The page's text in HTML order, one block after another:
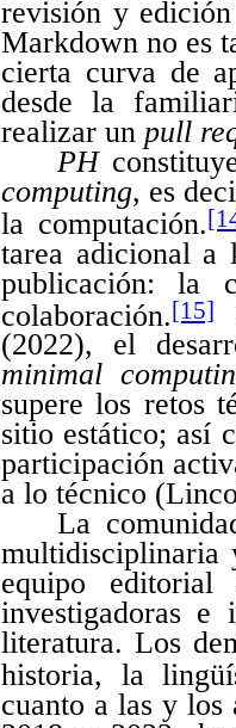
revisión y
Markdown no es
cierta curva de
desde la
realizar un pull
PH
computing, es
la computación.
tarea adicional a
publicación: la
colaboración.[15]
(2022), el
minimal
supere los retos
sitio estático; así
participación
a lo técnico
La
multidisciplinaria
equipo
investigadoras e
literatura. Los
historia, la
cuanto a las y los